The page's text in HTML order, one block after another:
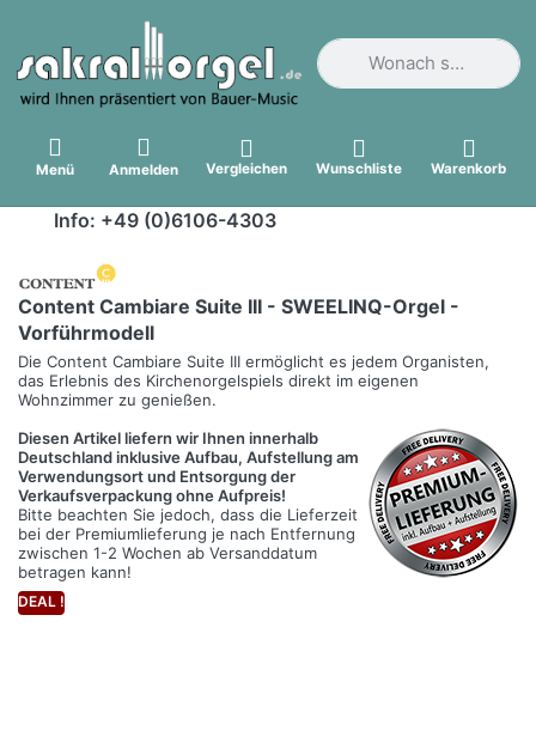
Geben Sie einen
Menü Anmelden Vergleichen Wunschliste Warenkorb
Info: +49 (0)6106-4303
Content Cambiare Suite III - SWEELINQ-Orgel -
Vorführmodell
Die Content Cambiare Suite III ermöglicht es jedem Organisten,
das Erlebnis des Kirchenorgelspiels direkt im eigenen
Wohnzimmer zu genießen.
Diesen Artikel liefern wir Ihnen innerhalb
Deutschland inklusive Aufbau, Aufstellung am
Verwendungsort und Entsorgung der
Verkaufsverpackung ohne Aufpreis!
Bitte beachten Sie jedoch, dass die Lieferzeit
bei der Premiumlieferung je nach Entfernung
zwischen 1-2 Wochen ab Versanddatum
betragen kann!
DEAL !